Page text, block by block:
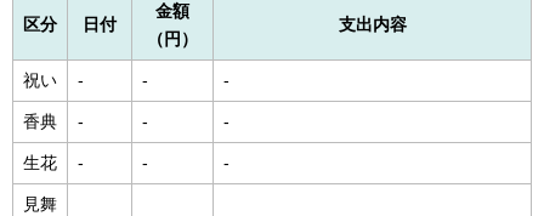
区分 日付
金額
（円）
支出内容
祝い - - -
香典 - - -
生花 - - -
見舞